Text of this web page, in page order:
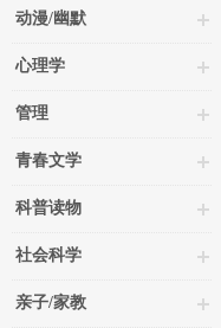
动漫/幽默
心理学
管理
青春文学
科普读物
社会科学
亲子/家教